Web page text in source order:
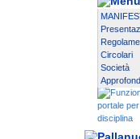
Circolari
Società